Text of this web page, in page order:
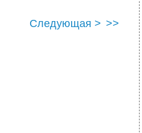
Следующая > >>